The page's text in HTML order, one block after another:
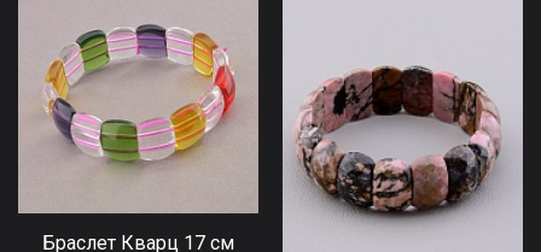
Браслет Кварц 17 см